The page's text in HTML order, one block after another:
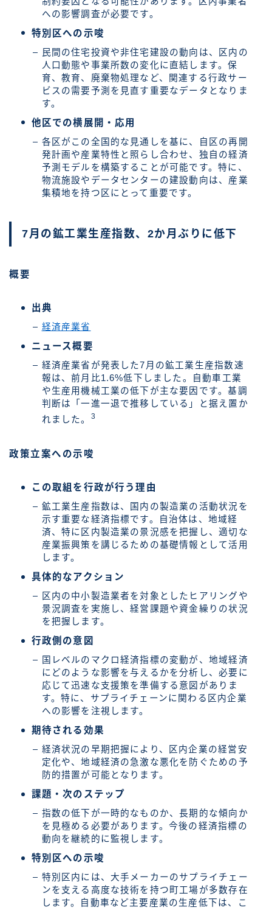
への影響調査が必要です。
特別区への示唆
民間の住宅投資や非住宅建設の動向は、区内の
人口動態や事業所数の変化に直結します。保
育、教育、廃棄物処理など、関連する行政サー
ビスの需要予測を見直す重要なデータとなりま
す。
他区での横展開・応用
各区がこの全国的な見通しを基に、自区の再開
発計画や産業特性と照らし合わせ、独自の経済
予測モデルを構築することが可能です。特に、
物流施設やデータセンターの建設動向は、産業
集積地を持つ区にとって重要です。
7月の鉱工業生産指数、2か月ぶりに低下
概要
出典
経済産業省
ニュース概要
経済産業省が発表した7月の鉱工業生産指数速
報は、前月比1.6%低下しました。自動車工業
や生産用機械工業の低下が主な要因です。基調
判断は「一進一退で推移している」と据え置か
れました。
3
政策立案への示唆
この取組を行政が行う理由
鉱工業生産指数は、国内の製造業の活動状況を
示す重要な経済指標です。自治体は、地域経
済、特に区内製造業の景況感を把握し、適切な
産業振興策を講じるための基礎情報として活用
します。
具体的なアクション
区内の中小製造業者を対象としたヒアリングや
景況調査を実施し、経営課題や資金繰りの状況
を把握します。
行政側の意図
国レベルのマクロ経済指標の変動が、地域経済
にどのような影響を与えるかを分析し、必要に
応じて迅速な支援策を準備する意図がありま
す。特に、サプライチェーンに関わる区内企業
への影響を注視します。
期待される効果
経済状況の早期把握により、区内企業の経営安
定化や、地域経済の急激な悪化を防ぐための予
防的措置が可能となります。
課題・次のステップ
指数の低下が一時的なものか、長期的な傾向か
を見極める必要があります。今後の経済指標の
動向を継続的に監視します。
特別区への示唆
特別区内には、大手メーカーのサプライチェー
ンを支える高度な技術を持つ町工場が多数存在
します。自動車など主要産業の生産低下は、こ